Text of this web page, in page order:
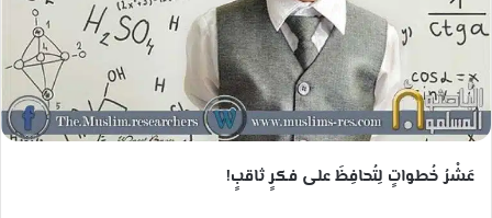
ن
ي
ا
عَشْرُ خُطواتٍ لِتُحافِظَ على فكرٍ ثاقبٍ!